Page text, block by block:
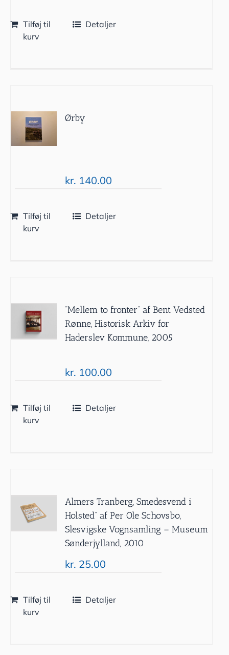
Tilføj til
kurv
Detaljer
Ørby
kr. 140.00
Tilføj til
kurv
Detaljer
”Mellem to fronter” af Bent Vedsted
Rønne, Historisk Arkiv for
Haderslev Kommune, 2005
kr. 100.00
Tilføj til
kurv
Detaljer
Almers Tranberg, Smedesvend i
Holsted” af Per Ole Schovsbo,
Slesvigske Vognsamling – Museum
Sønderjylland, 2010
kr. 25.00
Tilføj til
kurv
Detaljer